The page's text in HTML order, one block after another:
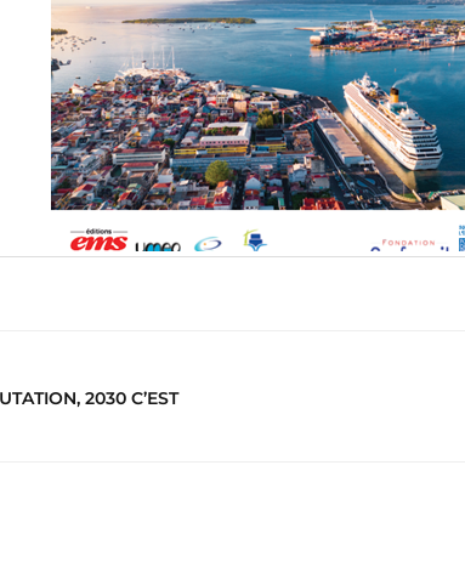
2030 C’EST